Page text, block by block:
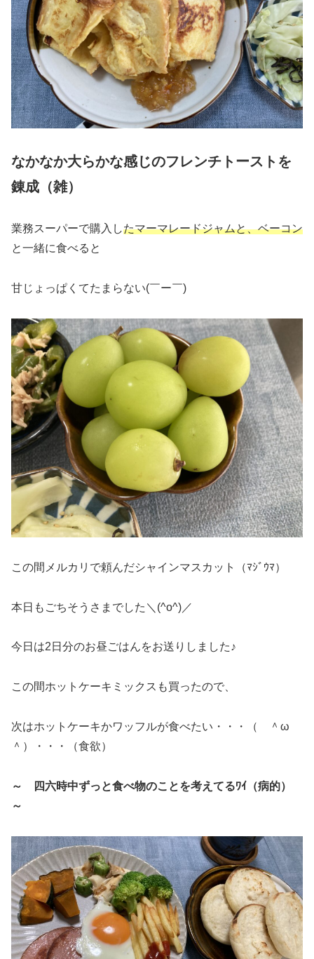
なかなか大らかな感じのフレンチトーストを
錬成（雑）
業務スーパーで購入したマーマレードジャムと、ベーコン
と一緒に食べると
甘じょっぱくてたまらない(￣ー￣)
この間メルカリで頼んだシャインマスカット（ﾏｼﾞｳﾏ）
本日もごちそうさまでした＼(^o^)／
今日は2日分のお昼ごはんをお送りしました♪
この間ホットケーキミックスも買ったので、
次はホットケーキかワッフルが食べたい・・・（ ＾ω
＾）・・・（食欲）
～ 四六時中ずっと食べ物のことを考えてるﾜｲ（病的）
～